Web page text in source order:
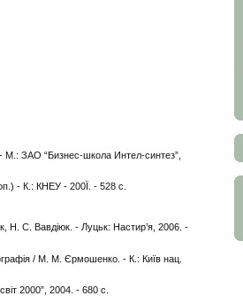
М.: ЗАО “Бизнес-школа Интел-синтез”,
- К.: КНЕУ - 200Ї. - 528 с.
Н. С. Вавдіюк. - Луцьк: Настир’я, 2006. -
/ М. М. Єрмошенко. - К.: Київ нац.
2000”, 2004. - 680 с.